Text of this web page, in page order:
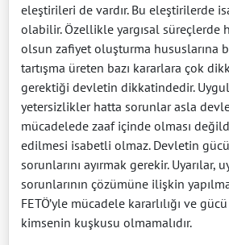
eleştirileri de vardır. Bu eleştirilerde
olabilir. Özellikle yargısal süreçlerde
olsun zafiyet oluşturma hususlarına
tartışma üreten bazı kararlara çok
gerektiği devletin dikkatindedir.
yetersizlikler hatta sorunlar asla
mücadelede zaaf içinde olması
edilmesi isabetli olmaz. Devletin
sorunlarını ayırmak gerekir. Uyarılar,
sorunlarının çözümüne ilişkin
FETÖ’yle mücadele kararlılığı ve
kimsenin kuşkusu olmamalıdır.